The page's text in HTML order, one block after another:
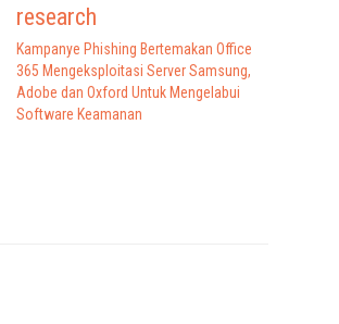
Kampanye Phishing Bertemakan Office
365 Mengeksploitasi Server Samsung,
Adobe dan Oxford Untuk Mengelabui
Software Keamanan